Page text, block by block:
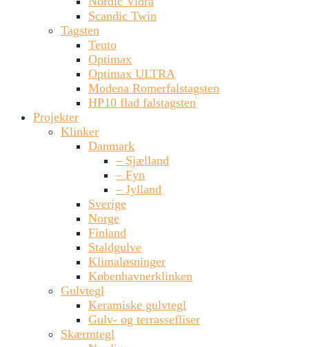
Scandic Twin
Tagsten
Teuto
Optimax
Optimax ULTRA
Modena Romerfalstagsten
HP10 flad falstagsten
Projekter
Klinker
Danmark
– Sjælland
– Fyn
– Jylland
Sverige
Norge
Finland
Staldgulve
Klimaløsninger
Københavnerklinken
Gulvtegl
Keramiske gulvtegl
Gulv- og terrassefliser
Skærmtegl